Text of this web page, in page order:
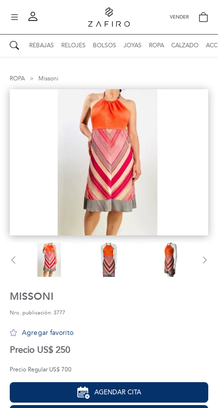
VENDER
REBAJAS RELOJES BOLSOS JOYAS ROPA CALZADO
Mis mensajes
ROPA > Missoni
MISSONI
Nro. publicación: 3777
Agregar favorito
Precio US$ 250
Precio Regular US$ 700
AGENDAR CITA